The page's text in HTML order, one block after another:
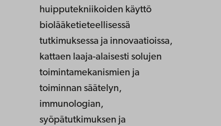
huipputekniikoiden käyttö
biolääketieteellisessä
tutkimuksessa ja innovaatioissa,
kattaen laaja-alaisesti solujen
toimintamekanismien ja
toiminnan säätelyn,
immunologian,
syöpätutkimuksen ja